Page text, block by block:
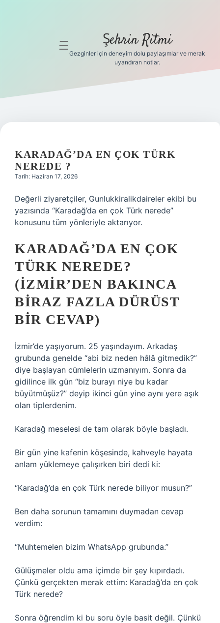
Gizlilik
Hakkımızda
Hakkımızda
menüyü
Şehrin Ritmi
Gezginler için deneyim dolu paylaşımlar ve merak
uyandıran notlar.
KARADAĞ’DA EN ÇOK TÜRK
NEREDE ?
Tarih: Haziran 17, 2026
Değerli ziyaretçiler, Gunlukkiralikdaireler ekibi bu
yazısında “Karadağ’da en çok Türk nerede”
konusunu tüm yönleriyle aktarıyor.
KARADAĞ’DA EN ÇOK
TÜRK NEREDE?
(İZMIR’DEN BAKINCA
BIRAZ FAZLA DÜRÜST
BIR CEVAP)
İzmir’de yaşıyorum. 25 yaşındayım. Arkadaş
grubunda genelde “abi biz neden hâlâ gitmedik?”
diye başlayan cümlelerin uzmanıyım. Sonra da
gidilince ilk gün “biz burayı niye bu kadar
büyütmüşüz?” deyip ikinci gün yine aynı yere aşık
olan tiplerdenim.
Karadağ meselesi de tam olarak böyle başladı.
Bir gün yine kafenin köşesinde, kahveyle hayata
anlam yüklemeye çalışırken biri dedi ki:
“Karadağ’da en çok Türk nerede biliyor musun?”
Ben daha sorunun tamamını duymadan cevap
verdim:
“Muhtemelen bizim WhatsApp grubunda.”
Gülüşmeler oldu ama içimde bir şey kıpırdadı.
Çünkü gerçekten merak ettim: Karadağ’da en çok
Türk nerede?
Sonra öğrendim ki bu soru öyle basit değil. Çünkü